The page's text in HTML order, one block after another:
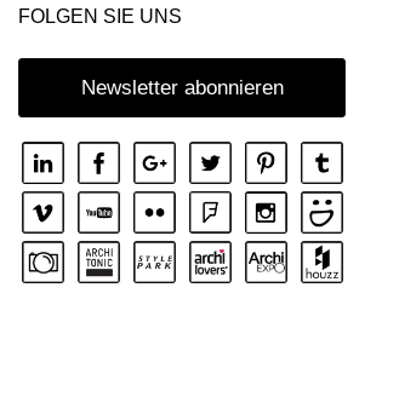
FOLGEN SIE UNS
Newsletter abonnieren